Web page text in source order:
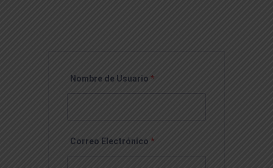
Nombre de Usuario *
Correo Electrónico *